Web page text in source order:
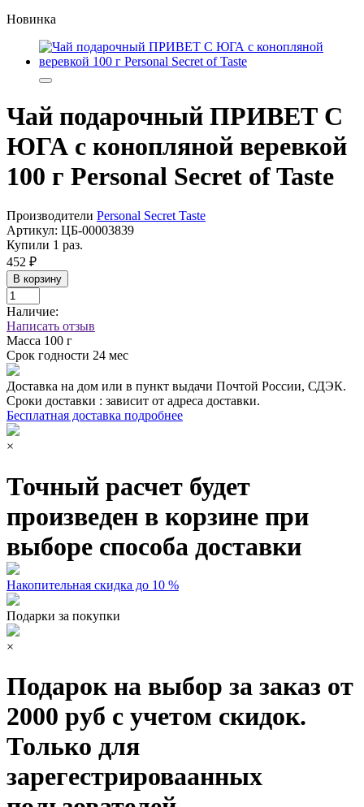
Новинка
Чай подарочный ПРИВЕТ С
ЮГА с конопляной веревкой
100 г Personal Secret of Taste
Производители Personal Secret Taste
Артикул: ЦБ-00003839
Купили 1 раз.
452 ₽
В корзину
Наличие:
Написать отзыв
Масса 100 г
Срок годности 24 мес
Доставка на дом или в пункт выдачи Почтой России, СДЭК.
Сроки доставки : зависит от адреса доставки.
Бесплатная доставка подробнее
×
Точный расчет будет
произведен в корзине при
выборе способа доставки
Накопительная скидка до 10 %
Подарки за покупки
×
Подарок на выбор за заказ от
2000 руб с учетом скидок.
Только для
зарегестрироваанных